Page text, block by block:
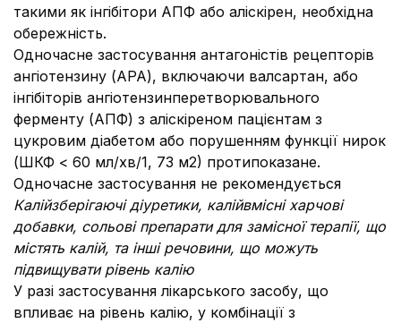
такими як інгібітори АПФ або аліскірен, необхідна
обережність.
Одночасне застосування антагоністів рецепторів
ангіотензину (АРА), включаючи валсартан, або
інгібіторів ангіотензинперетворювального
ферменту (АПФ) з аліскіреном пацієнтам з
цукровим діабетом або порушенням функції нирок
(ШКФ < 60 мл/хв/1, 73 м2) протипоказане.
Одночасне застосування не рекомендується
Калійзберігаючі діуретики, калійвмісні харчові
добавки, сольові препарати для замісної терапії, що
містять калій, та інші речовини, що можуть
підвищувати рівень калію
У разі застосування лікарського засобу, що
впливає на рівень калію, у комбінації з